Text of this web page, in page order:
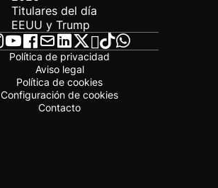
Titulares del día
EEUU y Trump
Política de privacidad
Aviso legal
Política de cookies
Configuración de cookies
Contacto